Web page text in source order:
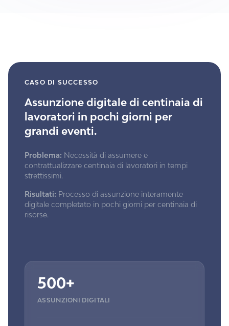
CASO DI SUCCESSO
Assunzione digitale di centinaia di
lavoratori in pochi giorni per
grandi eventi.
Problema: Necessità di assumere e
contrattualizzare centinaia di lavoratori in tempi
strettissimi.
Risultati: Processo di assunzione interamente
digitale completato in pochi giorni per centinaia di
risorse.
500+
ASSUNZIONI DIGITALI